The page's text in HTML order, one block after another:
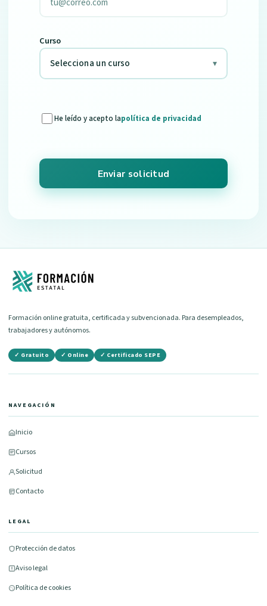
Curso
Selecciona un curso
▾
He leído y acepto lapolítica de privacidad
Enviar solicitud
Formación online gratuita, certificada y subvencionada. Para desempleados,
trabajadores y autónomos.
✓ Gratuito ✓ Online ✓ Certificado SEPE
NAVEGACIÓN
Inicio
Cursos
Solicitud
Contacto
LEGAL
Protección de datos
Aviso legal
Política de cookies